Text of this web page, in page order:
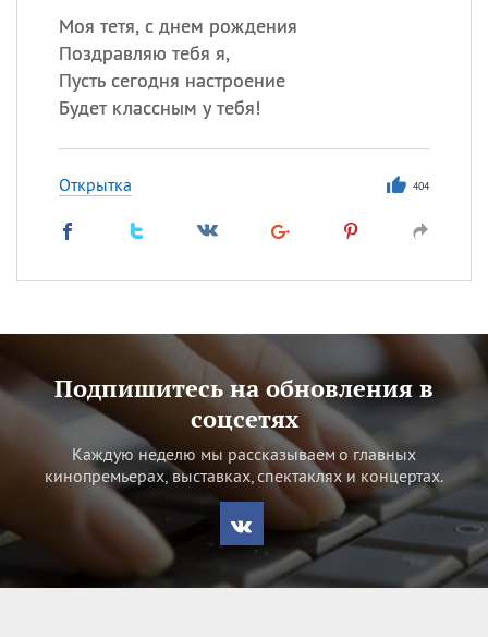
Моя тетя, с днем рождения
Поздравляю тебя я,
Пусть сегодня настроение
Будет классным у тебя!
Открытка 404
Подпишитесь на обновления в
соцсетях
Каждую неделю мы рассказываем о главных
кинопремьерах, выставках, спектаклях и концертах.